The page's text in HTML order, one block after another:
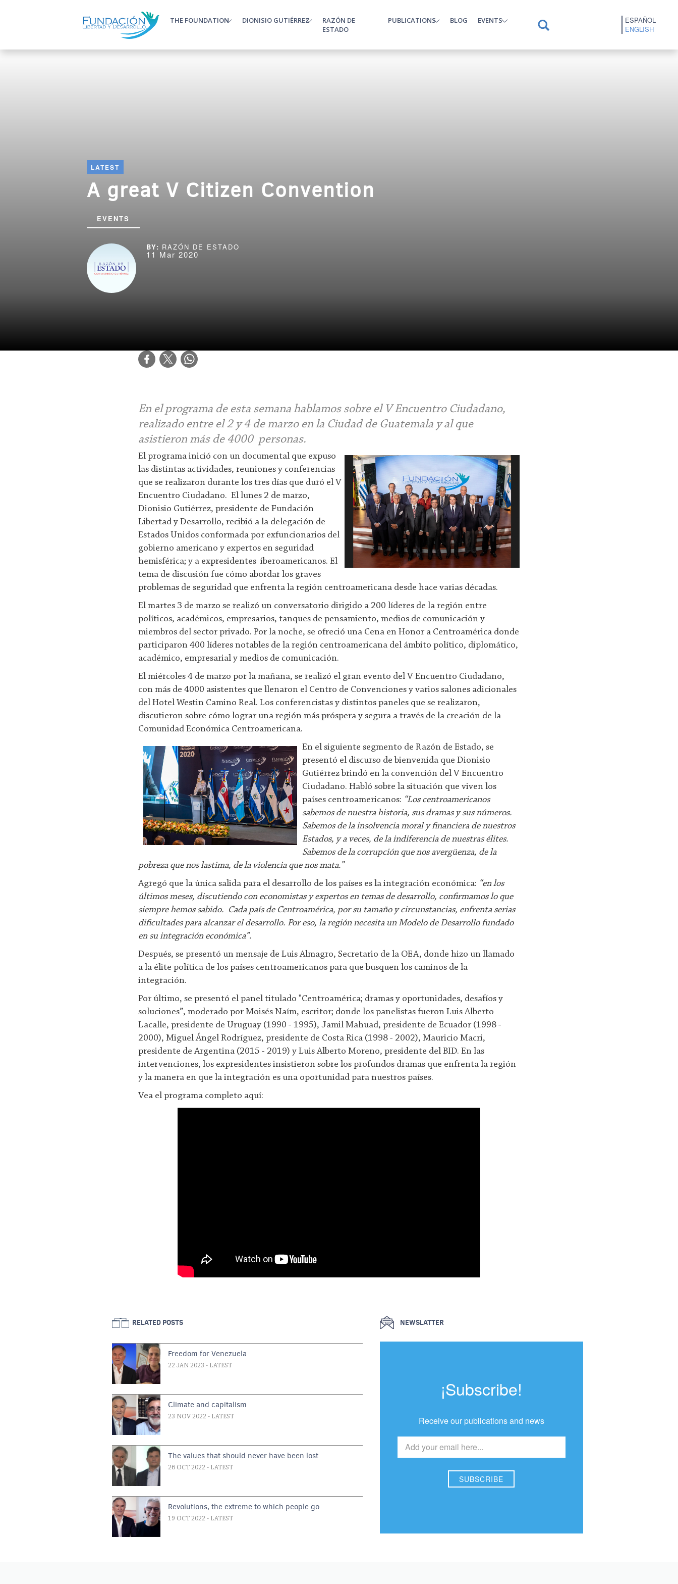
THE FOUNDATION DIONISIO GUTIÉRREZ
RAZÓN DE
ESTADO
PUBLICATIONS BLOG EVENTS
ESPAÑOL
ENGLISH
LATEST
A great V Citizen Convention
EVENTS
RAZÓN DE ESTADO
11 Mar 2020
En el programa de esta semana hablamos sobre el V Encuentro Ciudadano,
realizado entre el 2 y 4 de marzo en la Ciudad de Guatemala y al que
asistieron más de 4000 personas.
El programa inició con un documental que expuso
las distintas actividades, reuniones y conferencias
que se realizaron durante los tres días que duró el V
Encuentro Ciudadano. El lunes 2 de marzo,
Dionisio Gutiérrez, presidente de Fundación
Libertad y Desarrollo, recibió a la delegación de
Estados Unidos conformada por exfuncionarios del
gobierno americano y expertos en seguridad
hemisférica; y a expresidentes iberoamericanos. El
tema de discusión fue cómo abordar los graves
problemas de seguridad que enfrenta la región centroamericana desde hace varias décadas.
El martes 3 de marzo se realizó un conversatorio dirigido a 200 líderes de la región entre
políticos, académicos, empresarios, tanques de pensamiento, medios de comunicación y
miembros del sector privado. Por la noche, se ofreció una Cena en Honor a Centroamérica donde
participaron 400 líderes notables de la región centroamericana del ámbito político, diplomático,
académico, empresarial y medios de comunicación.
El miércoles 4 de marzo por la mañana, se realizó el gran evento del V Encuentro Ciudadano,
con más de 4000 asistentes que llenaron el Centro de Convenciones y varios salones adicionales
del Hotel Westin Camino Real. Los conferencistas y distintos paneles que se realizaron,
discutieron sobre cómo lograr una región más próspera y segura a través de la creación de la
Comunidad Económica Centroamericana.
En el siguiente segmento de Razón de Estado, se
presentó el discurso de bienvenida que Dionisio
Gutiérrez brindó en la convención del V Encuentro
Ciudadano. Habló sobre la situación que viven los
países centroamericanos: “Los centroamericanos
sabemos de nuestra historia, sus dramas y sus números.
Sabemos de la insolvencia moral y financiera de nuestros
Estados, y a veces, de la indiferencia de nuestras élites.
Sabemos de la corrupción que nos avergüenza, de la
pobreza que nos lastima, de la violencia que nos mata.”
Agregó que la única salida para el desarrollo de los países es la integración económica: “en los
últimos meses, discutiendo con economistas y expertos en temas de desarrollo, confirmamos lo que
siempre hemos sabido. Cada país de Centroamérica, por su tamaño y circunstancias, enfrenta serias
dificultades para alcanzar el desarrollo. Por eso, la región necesita un Modelo de Desarrollo fundado
en su integración económica”.
Después, se presentó un mensaje de Luis Almagro, Secretario de la OEA, donde hizo un llamado
a la élite política de los países centroamericanos para que busquen los caminos de la
integración.
Por último, se presentó el panel titulado "Centroamérica; dramas y oportunidades, desafíos y
soluciones”, moderado por Moisés Naím, escritor; donde los panelistas fueron Luis Alberto
Lacalle, presidente de Uruguay (1990 - 1995), Jamil Mahuad, presidente de Ecuador (1998 -
2000), Miguel Ángel Rodríguez, presidente de Costa Rica (1998 - 2002), Mauricio Macri,
presidente de Argentina (2015 - 2019) y Luis Alberto Moreno, presidente del BID. En las
intervenciones, los expresidentes insistieron sobre los profundos dramas que enfrenta la región
y la manera en que la integración es una oportunidad para nuestros países.
Vea el programa completo aquí:
RELATED POSTS
Freedom for Venezuela
22 JAN 2023 - LATEST
Climate and capitalism
23 NOV 2022 - LATEST
The values that should never have been lost
26 OCT 2022 - LATEST
Revolutions, the extreme to which people go
19 OCT 2022 - LATEST
NEWSLATTER
¡Subscribe!
Receive our publications and news